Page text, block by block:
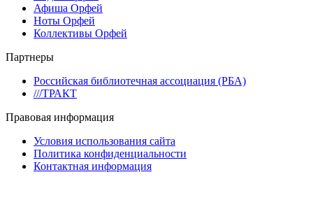
Афиша Орфей
Ноты Орфей
Коллективы Орфей
Партнеры
Российская библиотечная ассоциация (РБА)
///ТРАКТ
Правовая информация
Условия использования сайта
Политика конфиденциальности
Контактная информация